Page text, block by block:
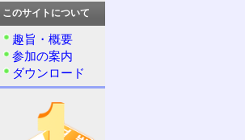
このサイトについて
趣旨・概要
参加の案内
ダウンロード